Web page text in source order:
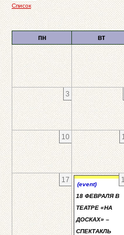
Список
пн вт
3
10
17
(event)
18 ФЕВРАЛЯ В
ТЕАТРЕ «НА
ДОСКАХ» –
СПЕКТАКЛЬ